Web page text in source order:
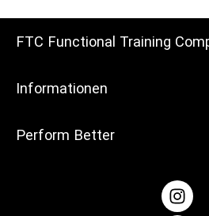
FTC Functional Training
Informationen
Perform Better